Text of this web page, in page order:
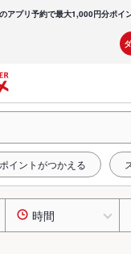
アプリ予約で最大1,000円分ポイ
ポイントがつかえる
時間